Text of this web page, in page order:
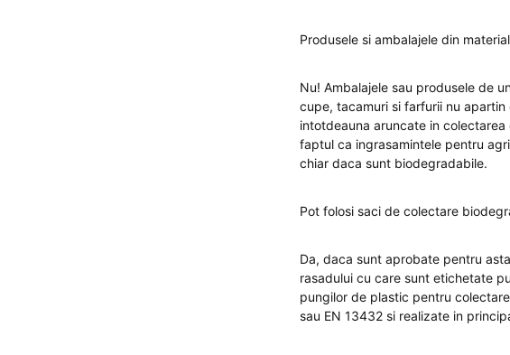
Produsele si ambalajele din
Nu! Ambalajele sau produsele de
cupe, tacamuri si farfurii nu
intotdeauna aruncate in
faptul ca ingrasamintele pentru
chiar daca sunt biodegradabile.
Pot folosi saci de colectare
Da, daca sunt aprobate pentru
rasadului cu care sunt etichetate
pungilor de plastic pentru
sau EN 13432 si realizate in